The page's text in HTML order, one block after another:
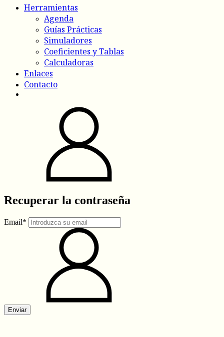
Herramientas
Agenda
Guías Prácticas
Simuladores
Coeficientes y Tablas
Calculadoras
Enlaces
Contacto
Recuperar la contraseña
Email*
Enviar